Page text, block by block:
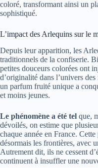
coloré, transformant ainsi un
sophistiqué.
L’impact des Arlequins sur le
Depuis leur apparition, les
traditionnels de la confiserie.
petites douceurs colorées ont
d’originalité dans l’univers
un parfum fruité unique a
et moins jeunes.
Le phénomène a été tel que,
dévoilés, on estime que
chaque année en France.
désormais les frontières, avec
Autrement dit, ils ne cessent
continuent à insuffler une